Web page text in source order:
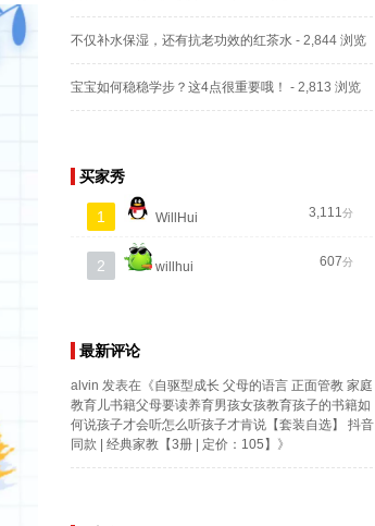
不仅补水保湿，还有抗老功效的红茶水- 2,844 浏览
宝宝如何稳稳学步？这4点很重要哦！ - 2,813 浏览
买家秀
1 WillHui 3,111分
2 willhui 607分
最新评论
alvin 发表在《自驱型成长 父母的语言 正面管教 家庭
教育儿书籍父母要读养育男孩女孩教育孩子的书籍如
何说孩子才会听怎么听孩子才肯说【套装自选】 抖音
同款 | 经典家教【3册 | 定价：105】 》